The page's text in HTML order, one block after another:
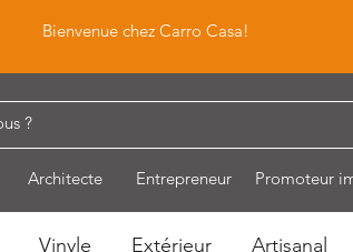
Bienvenue chez Carro Casa!
Architecte Entrepreneur Promoteur
Vinyle Extérieur Artisanal